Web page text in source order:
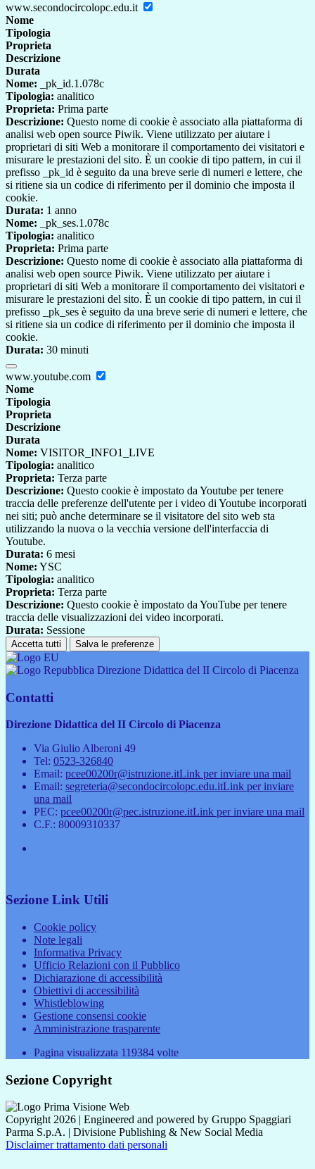
www.secondocircolopc.edu.it
Nome
Tipologia
Proprieta
Descrizione
Durata
Nome: _pk_id.1.078c
Tipologia: analitico
Proprieta: Prima parte
Descrizione: Questo nome di cookie è associato alla piattaforma di
analisi web open source Piwik. Viene utilizzato per aiutare i
proprietari di siti Web a monitorare il comportamento dei visitatori e
misurare le prestazioni del sito. È un cookie di tipo pattern, in cui il
prefisso _pk_id è seguito da una breve serie di numeri e lettere, che
si ritiene sia un codice di riferimento per il dominio che imposta il
cookie.
Durata: 1 anno
Nome: _pk_ses.1.078c
Tipologia: analitico
Proprieta: Prima parte
Descrizione: Questo nome di cookie è associato alla piattaforma di
analisi web open source Piwik. Viene utilizzato per aiutare i
proprietari di siti Web a monitorare il comportamento dei visitatori e
misurare le prestazioni del sito. È un cookie di tipo pattern, in cui il
prefisso _pk_ses è seguito da una breve serie di numeri e lettere, che
si ritiene sia un codice di riferimento per il dominio che imposta il
cookie.
Durata: 30 minuti
www.youtube.com
Nome
Tipologia
Proprieta
Descrizione
Durata
Nome: VISITOR_INFO1_LIVE
Tipologia: analitico
Proprieta: Terza parte
Descrizione: Questo cookie è impostato da Youtube per tenere
traccia delle preferenze dell'utente per i video di Youtube incorporati
nei siti; può anche determinare se il visitatore del sito web sta
utilizzando la nuova o la vecchia versione dell'interfaccia di
Youtube.
Durata: 6 mesi
Nome: YSC
Tipologia: analitico
Proprieta: Terza parte
Descrizione: Questo cookie è impostato da YouTube per tenere
traccia delle visualizzazioni dei video incorporati.
Durata: Sessione
Accetta tutti Salva le preferenze
Direzione Didattica del II Circolo di Piacenza
Contatti
Direzione Didattica del II Circolo di Piacenza
Via Giulio Alberoni 49
Tel: 0523-326840
Email: pcee00200r@istruzione.itLink per inviare una mail
Email: segreteria@secondocircolopc.edu.itLink per inviare
una mail
PEC: pcee00200r@pec.istruzione.itLink per inviare una mail
C.F.: 80009310337
Sezione Link Utili
Cookie policy
Note legali
Informativa Privacy
Ufficio Relazioni con il Pubblico
Dichiarazione di accessibilità
Obiettivi di accessibilità
Whistleblowing
Gestione consensi cookie
Amministrazione trasparente
Pagina visualizzata 119384 volte
Sezione Copyright
Copyright 2026 | Engineered and powered by Gruppo Spaggiari
Parma S.p.A. | Divisione Publishing & New Social Media
Disclaimer trattamento dati personali